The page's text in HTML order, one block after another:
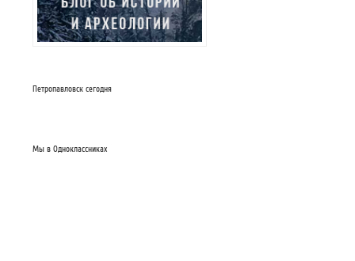
Петропавловск сегодня
Мы в Одноклассниках